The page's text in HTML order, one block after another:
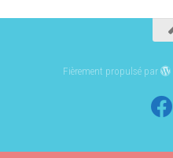
Fièrement propulsé par